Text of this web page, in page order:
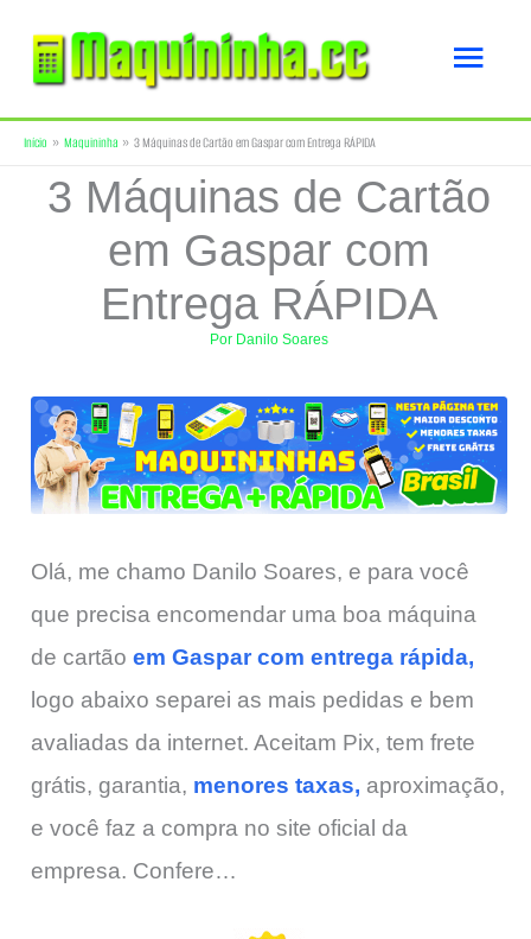
para
conteúdo
Início Maquininha 3 Máquinas de Cartão em Gaspar com Entrega RÁPIDA
3 Máquinas de Cartão
em Gaspar com
Entrega RÁPIDA
Por Danilo Soares
Olá, me chamo Danilo Soares, e para você
que precisa encomendar uma boa máquina
de cartão em Gaspar com entrega rápida,
logo abaixo separei as mais pedidas e bem
avaliadas da internet. Aceitam Pix, tem frete
grátis, garantia, menores taxas, aproximação,
e você faz a compra no site oficial da
empresa. Confere…